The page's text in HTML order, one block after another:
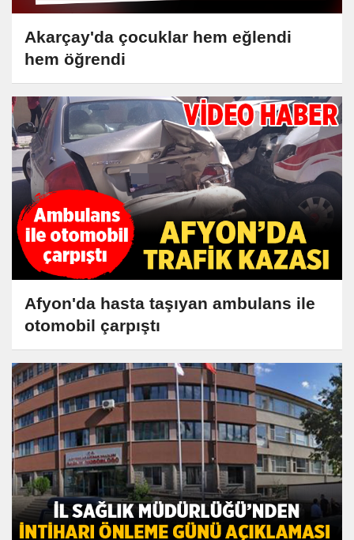
Akarçay'da çocuklar hem eğlendi
hem öğrendi
Afyon'da hasta taşıyan ambulans ile
otomobil çarpıştı